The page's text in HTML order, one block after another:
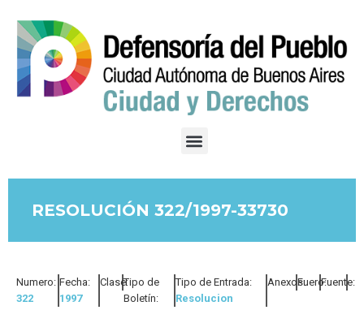
RESOLUCIÓN 322/1997-33730
Numero:
322
Fecha:
1997
Clase:Tipo de
Boletín:
Tipo de Entrada:
Resolucion
Anexos:Fuero:Fuente: